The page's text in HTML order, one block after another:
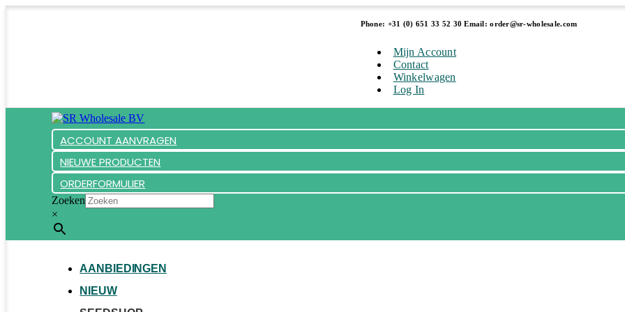
Phone: +31 (0) 651 33 52 30 Email: order@sr-wholesale.com
Mijn Account
Contact
Winkelwagen
Log In
ACCOUNT AANVRAGEN
NIEUWE PRODUCTEN
ORDERFORMULIER
Zoeken
×
AANBIEDINGEN
NIEUW